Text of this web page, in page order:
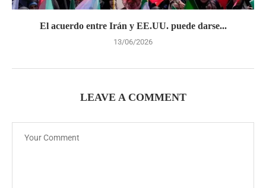
El acuerdo entre Irán y EE.UU. puede darse...
13/06/2026
LEAVE A COMMENT